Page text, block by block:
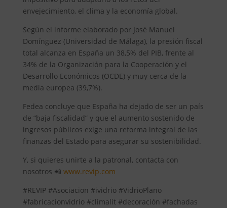
envejecimiento, el clima y la economía global.
Según el informe elaborado por José Manuel
Domínguez (Universidad de Málaga), la presión fiscal
total alcanza en España un 38,5% del PIB, frente al
34% de la Organización para la Cooperación y el
Desarrollo Económicos (OCDE) y muy cerca de la
media europea (39,7%).
Fedea concluye que España ha dejado de ser un país
de “baja fiscalidad” y que el aumento sostenido de
ingresos públicos exige una reforma integral de las
finanzas del Estado para asegurar su sostenibilidad.
Y, si quieres unirte a la patronal, contacta con
nosotros 📲 www.revip.com
#REVIP #Asociacion #ividrio #VidrioPlano
#fabricacionvidrio #climalit #decoración #fachadas